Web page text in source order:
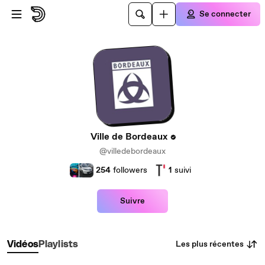
Passer au contenu principal
Se connecter
Ville de Bordeaux
@villedebordeaux
254 followers 1 suivi
Suivre
VidéosPlaylists Les plus récentes